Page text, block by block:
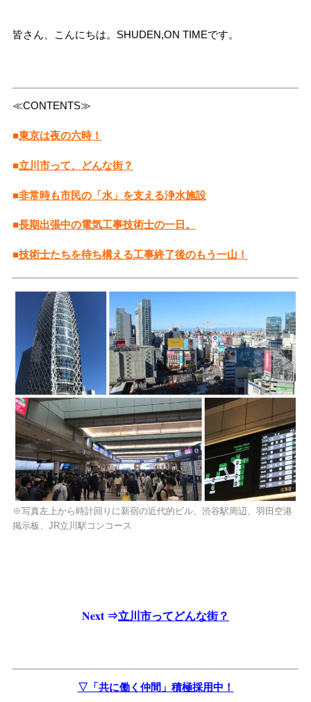
皆さん、こんにちは。SHUDEN,ON TIMEです。
≪CONTENTS≫
■東京は夜の六時！
■立川市って、どんな街？
■非常時も市民の「水」を支える浄水施設
■長期出張中の電気工事技術士の一日。
■技術士たちを待ち構える工事終了後のもう一山！
※写真左上から時計回りに新宿の近代的ビル、渋谷駅周辺、羽田空港
掲示板、JR立川駅コンコース
Next ⇒立川市ってどんな街？
▽「共に働く仲間」積極採用中！